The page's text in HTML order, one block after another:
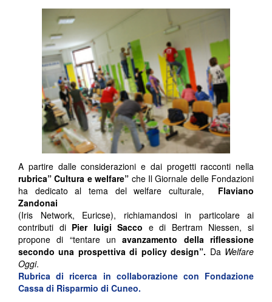
A partire dalle considerazioni e dai progetti racconti nella
rubrica” Cultura e welfare” che Il Giornale delle Fondazioni
ha dedicato al tema del welfare culturale, Flaviano
Zandonai
(Iris Network, Euricse), richiamandosi in particolare ai
contributi di Pier luigi Sacco e di Bertram Niessen, si
propone di “tentare un avanzamento della riflessione
secondo una prospettiva di policy design”. Da Welfare
Oggi.
Rubrica di ricerca in collaborazione con Fondazione
Cassa di Risparmio di Cuneo.